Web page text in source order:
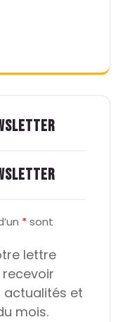
*sont
lettre
et
mois.